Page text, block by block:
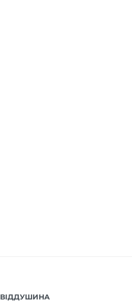
ВІДДУШИНА